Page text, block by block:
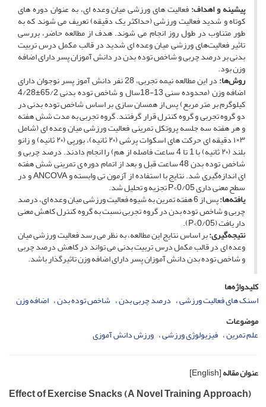
پیشینه و اهداف:فعالیت های ورزشی میان وعده ای، به عنوان دوره های
کوتاه و شدید فعالیت ورزشی (حداکثر یک دقیقه) تعریف می ‏شوند که به
طور متناوب در طول روز انجام می شوند. هدف از مطالعه حاضر، بررسی
تاثیر فعالیت‌های ورزشی میان ‏وعده ای شدید در قالب مکمل درس تربیت
بدنی بر درصد چربی و شاخص توده بدن در دانش آموزان پسر دارای اضافه
‏وزن بود.‏
روش‌ها‌: در این مطالعه نیمه تجربی، 28 نفر دانش آموز پسر نوجوان دارای
اضافه وزن (محدوده سنی 13-18سال و شاخص توده ‏بدنی‎ ‎‏65/2‏‎±‎‏4/28
کیلوگرم بر متر مربع) پس از همسان سازی بر اساس شاخص توده بدنی در
دو گروه تجربی و گروه ‏کنترل قرار گرفتند. گروه تجربی به مدت شش‎ ‎هفته
و هر هفته سه جلسه پروتکل تمرینی فعالیت ورزشی میان وعده ‏ای (شامل
۳×۱ دقیقه ای حرکت های اسکوات پرشی (۲۰ ثانیه)، بورپی (۲۰ ثانیه) و زانو
بلند (۲۰ ثانیه) با 1 تا 4 ‏ساعت فاصله از هم) را انجام دادند. درصد چربی و
شاخص توده بدن 48 ساعت قبل و بعد از اتمام دوره ی تمرینی شش ‏هفته
ای اندازه‌گیری شد. نتایج با استفاده از آزمون تی وابسته و‎ ANCOVA ‎و در
سطح معنی داری ‏P<0/05‎‏ تجزیه و ‏تحلیل شد‎.‎‏ ‏
یافته‌ها: پس از 6 هفته تمرین به شیوه فعالیت ورزشی میان وعده ای، درصد
چربی و شاخص توده بدن در گروه تجربی نسبت به ‏گروه کنترل کاهش معنی
دار یافت (‏P<0/05‎‏). ‏
نتیجه‌گیری:بر اساس نتایج این مطالعه، به نظر می رسد فعالیت ورزشی میان
وعده ای در قالب مکمل درس تربیت بدنی می تواند در ‏کاهش درصد چربی
و شاخص توده بدن دانش آموزان پسر دارای اضافه وزن تاثیرگذار باشد‎.‎
کلیدواژه‌ها
اسنک های فعالیت ورزشی درصد چربی بدن شاخص توده بدن اضافه وزن
موضوعات
علم تمرین فیزیولوژی ورزشی ورزش دانش آموزی
عنوان مقاله[English]
Effect of Exercise Snacks (A Novel Training Approach)